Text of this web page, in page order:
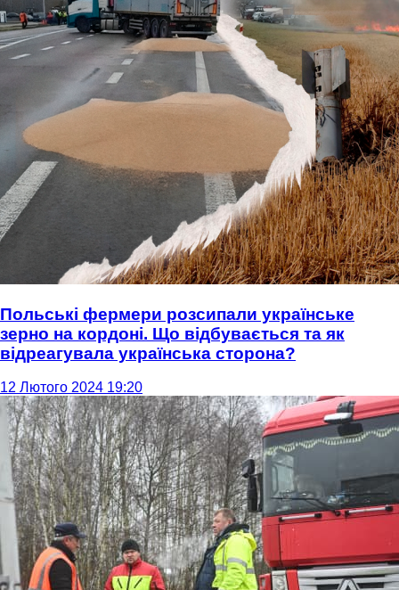
Польські фермери розсипали українське
зерно на кордоні. Що відбувається та як
відреагувала українська сторона?
12 Лютого 2024 19:20